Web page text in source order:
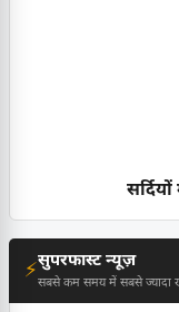
⚡सुपरफास्ट न्यूज़
सबसे कम समय में सबसे ज्यादा